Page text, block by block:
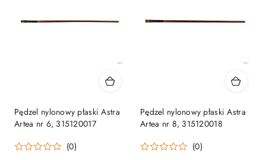
Pędzel nylonowy płaski Astra
Artea nr 6, 315120017
(0)
Pędzel nylonowy płaski Astra
Artea nr 8, 315120018
(0)